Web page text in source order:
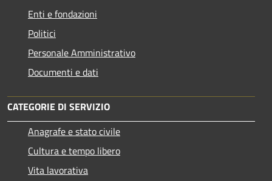
Enti e fondazioni
Politici
Personale Amministrativo
Documenti e dati
CATEGORIE DI SERVIZIO
Anagrafe e stato civile
Cultura e tempo libero
Vita lavorativa